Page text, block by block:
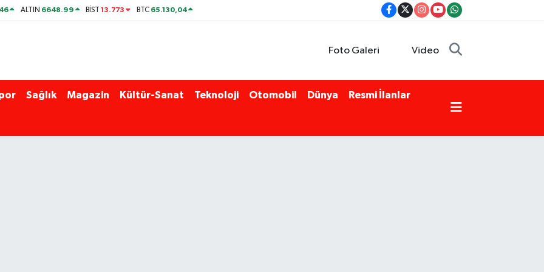
ALTIN 6648.99 BİST13.773 BTC 65.130,04
Foto Galeri Video
Sağlık Magazin Kültür-Sanat Teknoloji Otomobil Dünya Resmi İlanlar